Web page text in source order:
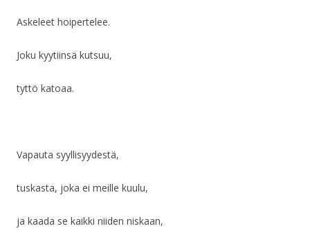
Askeleet hoipertelee.
Joku kyytiinsä kutsuu,
tyttö katoaa.
Vapauta syyllisyydestä,
tuskasta, joka ei meille kuulu,
ja kaada se kaikki niiden niskaan,